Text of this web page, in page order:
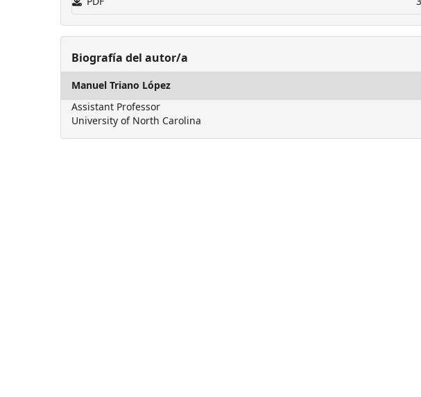
Biografía del autor/a
Manuel Triano López
Assistant Professor
University of North Carolina